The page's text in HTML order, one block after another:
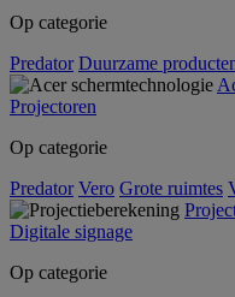
Op categorie
Predator Duurzame
Projectoren
Op categorie
Predator Vero Grote ruimtes
Digitale signage
Op categorie